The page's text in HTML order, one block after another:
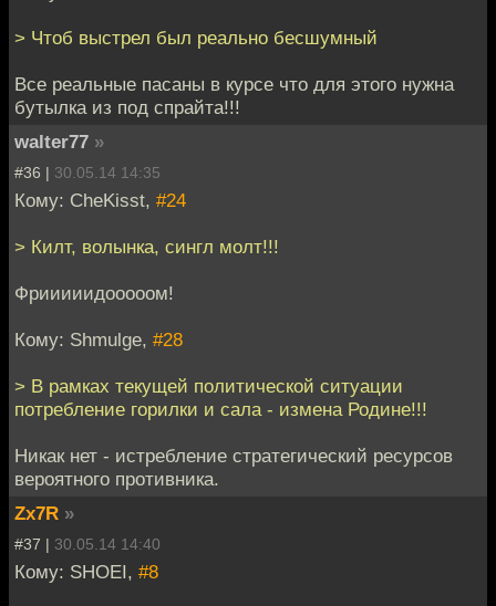
> Чтоб выстрел был реально бесшумный
Все реальные пасаны в курсе что для этого нужна
бутылка из под спрайта!!!
walter77 »
#36 | 30.05.14 14:35
Кому: CheKisst, #24
> Килт, волынка, сингл молт!!!
Фрииииидооооом!
Кому: Shmulge, #28
> В рамках текущей политической ситуации
потребление горилки и сала - измена Родине!!!
Никак нет - истребление стратегический ресурсов
вероятного противника.
Zx7R »
#37 | 30.05.14 14:40
Кому: SHOEI, #8